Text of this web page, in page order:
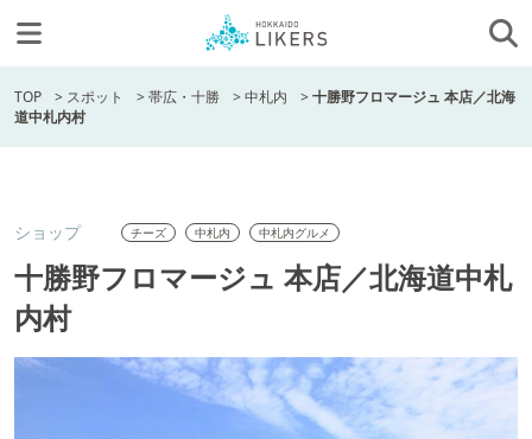
TOP > スポット >帯広・十勝 >中札内 >十勝野フロマージュ 本店／北海
道中札内村
ショップ チーズ 中札内 中札内グルメ
十勝野フロマージュ 本店／北海道中札
内村